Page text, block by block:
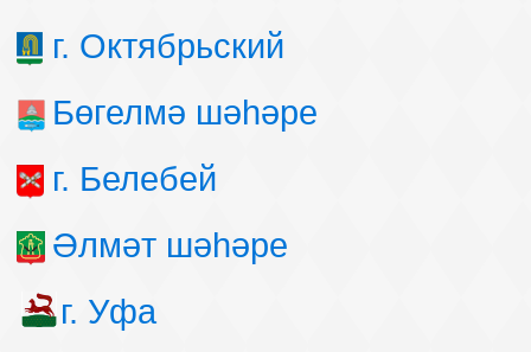
г. Октябрьский
Бөгелмә шәһәре
г. Белебей
Әлмәт шәһәре
г. Уфа